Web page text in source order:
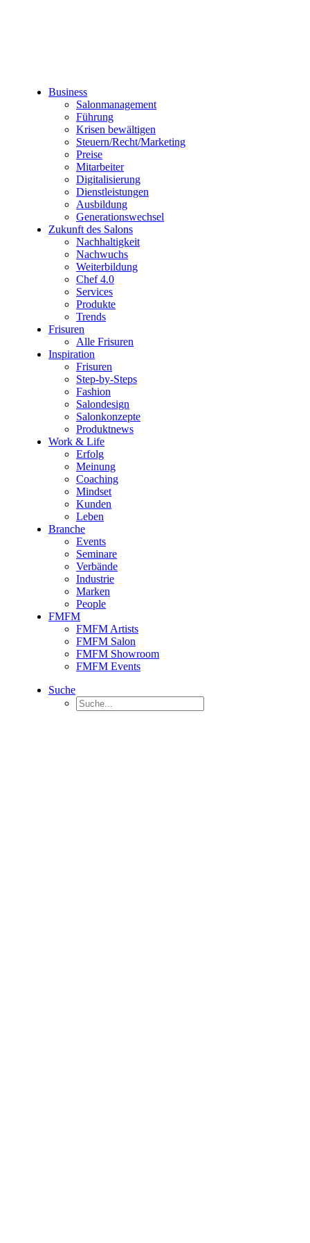
Business
Salonmanagement
Führung
Krisen bewältigen
Steuern/Recht/Marketing
Preise
Mitarbeiter
Digitalisierung
Dienstleistungen
Ausbildung
Generationswechsel
Zukunft des Salons
Nachhaltigkeit
Nachwuchs
Weiterbildung
Chef 4.0
Services
Produkte
Trends
Frisuren
Alle Frisuren
Inspiration
Frisuren
Step-by-Steps
Fashion
Salondesign
Salonkonzepte
Produktnews
Work & Life
Erfolg
Meinung
Coaching
Mindset
Kunden
Leben
Branche
Events
Seminare
Verbände
Industrie
Marken
People
FMFM
FMFM Artists
FMFM Salon
FMFM Showroom
FMFM Events
Suche